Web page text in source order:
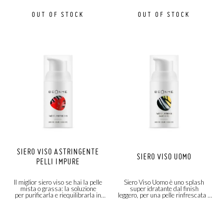
OUT OF STOCK OUT OF STOCK
SIERO VISO ASTRINGENTE
PELLI IMPURE
Il miglior siero viso se hai la pelle
mista o grassa: la soluzione
per purificarla e riequilibrarla in
SIERO VISO UOMO
Siero Viso Uomo è uno splash
super idratante dal finish
leggero, per una pelle rinfrescata e